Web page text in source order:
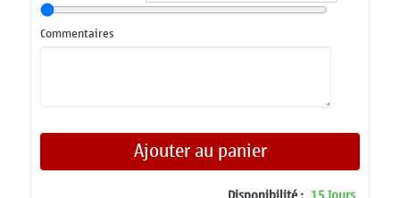
Commentaires
Ajouter au panier